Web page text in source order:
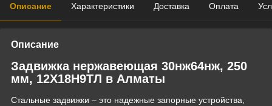
Описание Характеристики Доставка Оплата
Описание
Задвижка нержавеющая 30нж64нж, 250
мм, 12Х18Н9ТЛ в Алматы
Стальные задвижки – это надежные запорные устройства,